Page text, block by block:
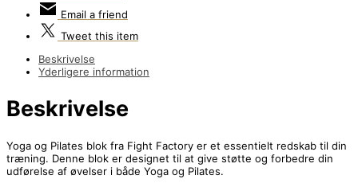
Email a friend
Tweet this item
Beskrivelse
Yderligere information
Beskrivelse
Yoga og Pilates blok fra Fight Factory er et essentielt redskab til din
træning. Denne blok er designet til at give støtte og forbedre din
udførelse af øvelser i både Yoga og Pilates.